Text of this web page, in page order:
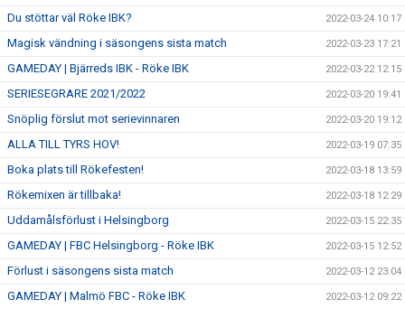
Du stöttar väl Röke IBK? 2022-03-24 10:17
Magisk vändning i säsongens sista match 2022-03-23 17:21
GAMEDAY | Bjärreds IBK - Röke IBK 2022-03-22 12:15
SERIESEGRARE 2021/2022 2022-03-20 19:41
Snöplig förslut mot serievinnaren 2022-03-20 19:12
ALLA TILL TYRS HOV! 2022-03-19 07:35
Boka plats till Rökefesten! 2022-03-18 13:59
Rökemixen är tillbaka! 2022-03-18 12:29
Uddamålsförlust i Helsingborg 2022-03-15 22:35
GAMEDAY | FBC Helsingborg - Röke IBK 2022-03-15 12:52
Förlust i säsongens sista match 2022-03-12 23:04
GAMEDAY | Malmö FBC - Röke IBK 2022-03-12 09:22